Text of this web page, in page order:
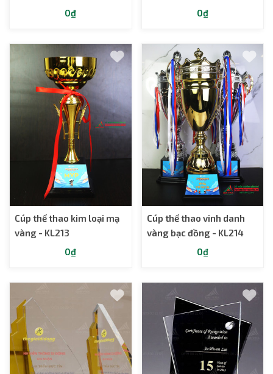
0₫
0₫
Cúp thể thao kim loại mạ
vàng - KL213
0₫
Cúp thể thao vinh danh
vàng bạc đồng - KL214
0₫